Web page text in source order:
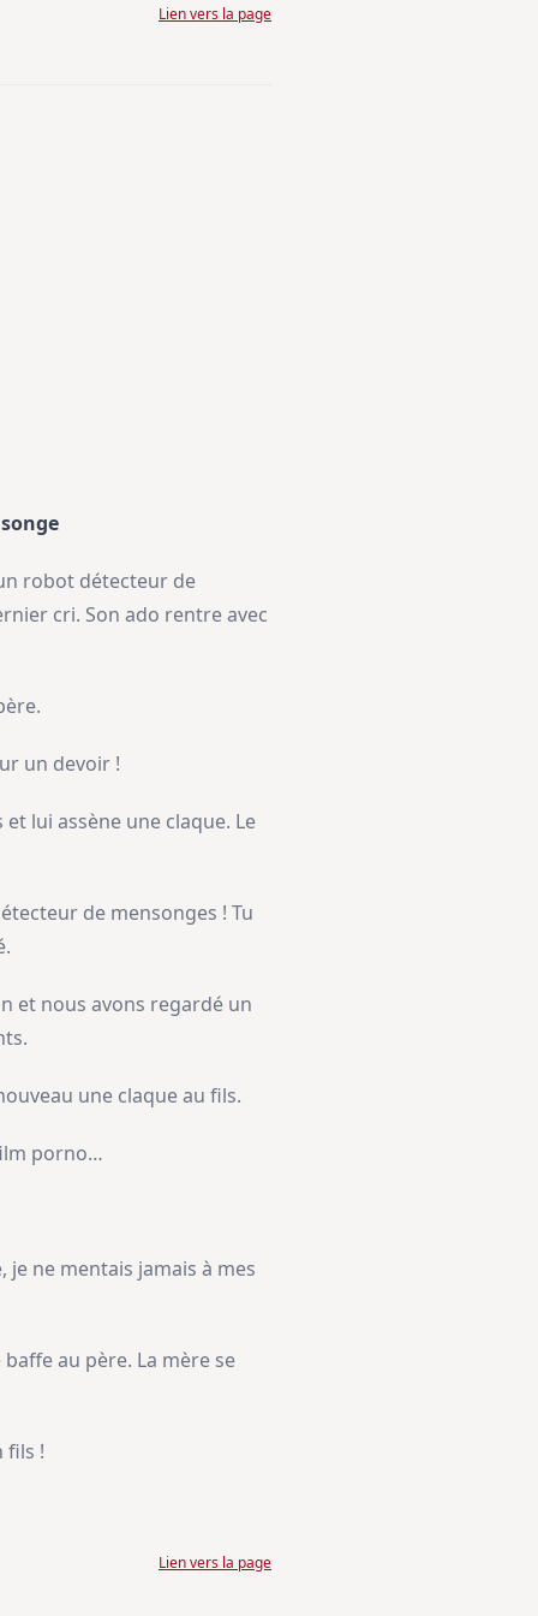
Lien vers la page
robot détecteur de
cri. Son ado rentre avec
un devoir !
lui assène une claque. Le
de mensonges ! Tu
et nous avons regardé un
une claque au fils.
porno…
je ne mentais jamais à mes
au père. La mère se
fils !
Lien vers la page